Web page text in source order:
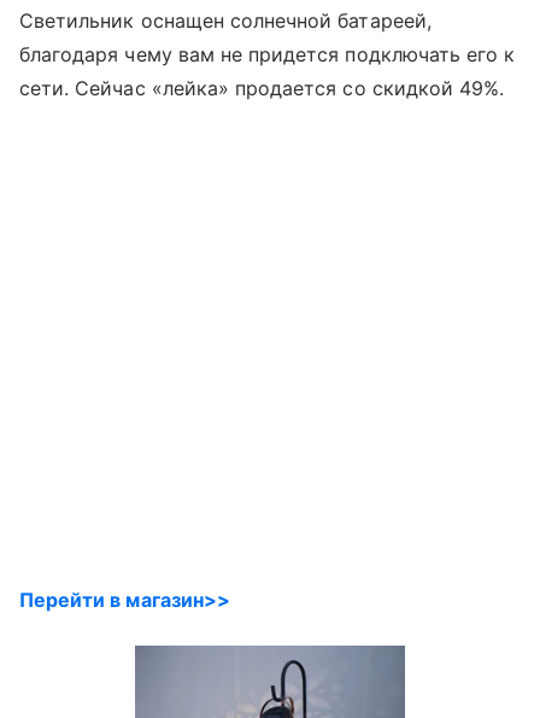
Светильник оснащен солнечной батареей,
благодаря чему вам не придется подключать его к
сети. Сейчас «лейка» продается со скидкой 49%.
Перейти в магазин>>